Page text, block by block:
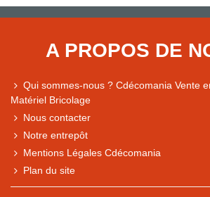
A PROPOS DE
Qui sommes-nous ? Cdécomania Vente
Matériel Bricolage
Nous contacter
Notre entrepôt
Mentions Légales Cdécomania
Plan du site